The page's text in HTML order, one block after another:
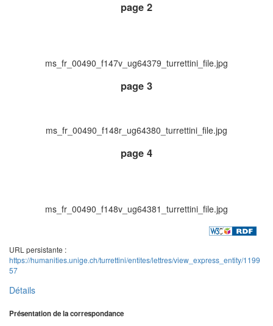
page 2
ms_fr_00490_f147v_ug64379_turrettini_file.jpg
page 3
ms_fr_00490_f148r_ug64380_turrettini_file.jpg
page 4
ms_fr_00490_f148v_ug64381_turrettini_file.jpg
URL persistante :
https://humanities.unige.ch/turrettini/entites/lettres/view_express_entity/1199
57
Détails
Présentation de la correspondance